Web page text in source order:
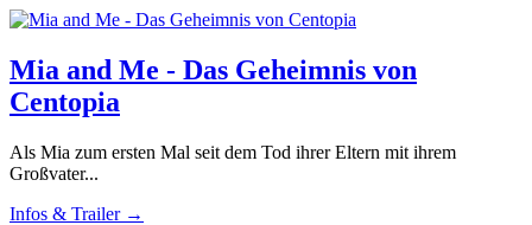
Mia and Me - Das Geheimnis von
Centopia
Als Mia zum ersten Mal seit dem Tod ihrer Eltern mit ihrem
Großvater...
Infos & Trailer →